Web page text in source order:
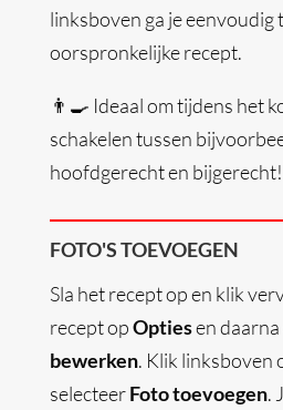
linksboven ga je eenvoudig
oorspronkelijke recept.
👨‍🍳 Ideaal om tijdens het
schakelen tussen
hoofdgerecht en bijgerecht!
FOTO'S TOEVOEGEN
Sla het recept op en klik
recept opOptiesen daarna
bewerken. Klik linksboven
selecteerFoto toevoegen.